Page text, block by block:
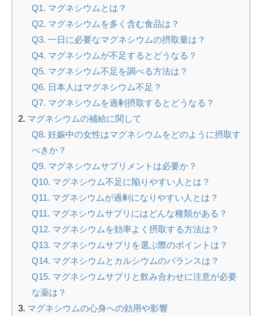
Q1. マグネシウムとは？
Q2. マグネシウムを多く含む食品は？
Q3. 一日に必要なマグネシウムの摂取量は？
Q4. マグネシウムが不足するとどうなる？
Q5. マグネシウム不足を調べる方法は？
Q6. 日本人はマグネシウム不足？
Q7. マグネシウムを過剰摂取するとどうなる？
マグネシウムの補給に関して
Q8. 妊娠中の女性はマグネシウムをどのように摂取す
べきか？
Q9. マグネシウムサプリメントは必要か？
Q10. マグネシウム不足に陥りやすい人とは？
Q11. マグネシウムが過剰になりやすい人とは？
Q11. マグネシウムサプリにはどんな種類がある？
Q12. マグネシウムを効率よく摂取する方法は？
Q13. マグネシウムサプリを選ぶ際のポイントは？
Q14. マグネシウムとカルシウムのバランスは？
Q15. マグネシウムサプリと飲み合わせに注意が必要
な薬は？
マグネシウムの心身への効用や影響